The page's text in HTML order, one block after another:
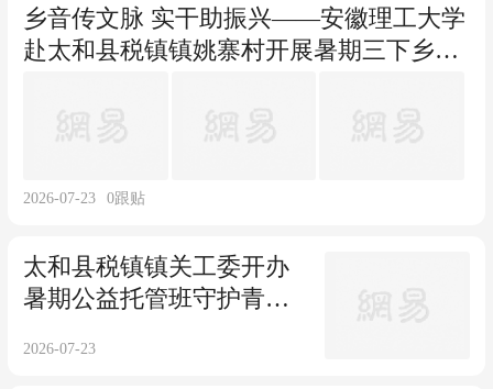
乡音传文脉 实干助振兴——安徽理工大学
赴太和县税镇镇姚寨村开展暑期三下乡社
2026-07-23 0跟贴
太和县税镇镇关工委开办
暑期公益托管班守护青少
2026-07-23